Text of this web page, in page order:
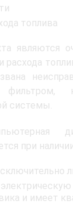
топлива
являются
расхода
фильтром,
системы.
при
и имеет